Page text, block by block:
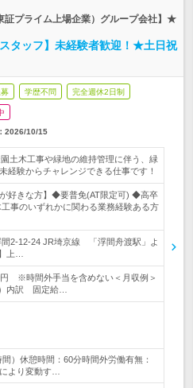
証プライム上場企業）グループ会社】★
タッフ】未経験者歓迎！★土日祝
学歴不問 完全週休2日制
2026/10/15
園土木工事や緑地の維持管理に伴う、緑
験からチャレンジできる仕事です！
が好きな方】◆要普免(AT限定可) ◆高卒
事のいずれかに関わる業務経験ある方
2-12-24 JR埼京線 「浮間舟渡駅」よ
上…
円 ※時間外手当を含めない＜月収例＞
内訳 固定給…
）休憩時間：60分時間外労働有無：
より変動す…